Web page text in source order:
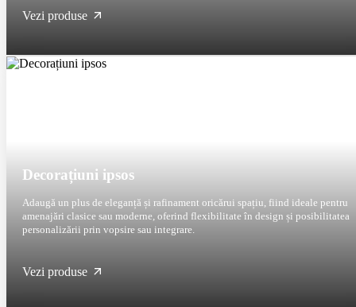
Vezi produse
Decorațiuni ipsos
Adaugă un plus de eleganță și rafinament oricărui spațiu, fiind ideale pentru
amenajări clasice sau moderne, oferind flexibilitate în design și posibilitatea
personalizării prin vopsire sau integrare.
Vezi produse